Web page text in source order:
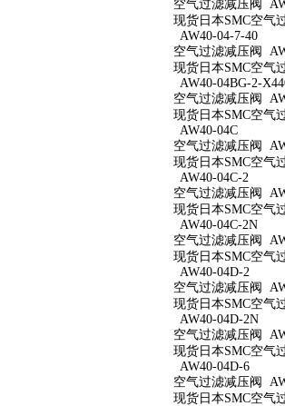
空气过滤减压阀
现货日本SMC空气
AW40-04-7-40
空气过滤减压阀
现货日本SMC空气
AW40-04BG-2-
空气过滤减压阀
现货日本SMC空气
AW40-04C
空气过滤减压阀
现货日本SMC空气
AW40-04C-2
空气过滤减压阀
现货日本SMC空气
AW40-04C-2N
空气过滤减压阀
现货日本SMC空气
AW40-04D-2
空气过滤减压阀
现货日本SMC空气
AW40-04D-2N
空气过滤减压阀
现货日本SMC空气
AW40-04D-6
空气过滤减压阀
现货日本SMC空气